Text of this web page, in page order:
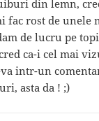
din lemn,
fac rost de unele
de lucru pe
ca-i cel mai
intr-un
asta da ! ;)